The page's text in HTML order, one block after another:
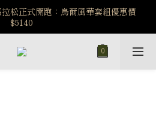
松正式開跑：烏爾風華套組優惠價
$5140
獅子座時區 項鍊 X 戒指 X 手鍊 享福
利
，立即註冊，踏上飾品的奇幻之旅